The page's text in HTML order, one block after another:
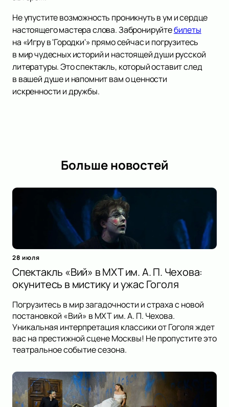
Не упустите возможность проникнуть в ум и сердце
настоящего мастера слова. Забронируйтебилеты
на «Игру в 'Городки'» прямо сейчас и погрузитесь
в мир чудесных историй и настоящей души русской
литературы. Это спектакль, который оставит след
в вашей душе и напомнит вам о ценности
искренности и дружбы.
Больше новостей
28 июля
Спектакль «Вий» в МХТ им. А. П. Чехова:
окунитесь в мистику и ужас Гоголя
Погрузитесь в мир загадочности и страха с новой
постановкой «Вий» в МХТ им. А. П. Чехова.
Уникальная интерпретация классики от Гоголя ждет
вас на престижной сцене Москвы! Не пропустите это
театральное событие сезона.